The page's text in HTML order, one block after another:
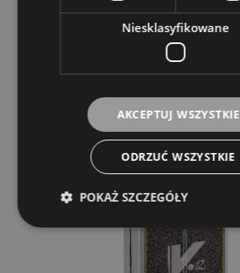
13,50 zł
DO KOSZYKA
Niesklasyfikowane
AKCEPTUJ WSZYSTKIE
ODRZUĆ WSZYSTKIE
POKAŻ SZCZEGÓŁY